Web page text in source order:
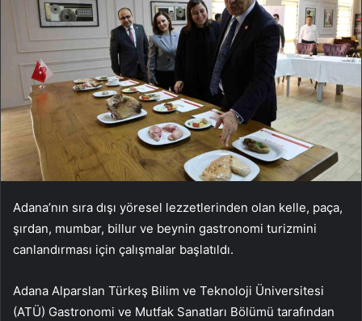
Adana’nın sıra dışı yöresel lezzetlerinden olan kelle, paça,
şırdan, mumbar, billur ve beynin gastronomi turizmini
canlandırması için çalışmalar başlatıldı.
Adana Alparslan Türkeş Bilim ve Teknoloji Üniversitesi
(ATÜ) Gastronomi ve Mutfak Sanatları Bölümü tarafından